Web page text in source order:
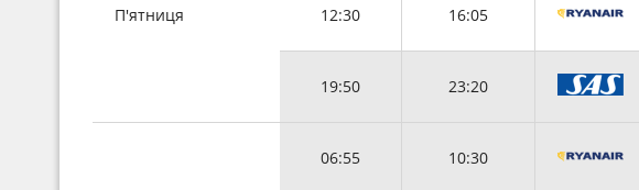
П'ятниця 12:30 16:05
19:50 23:20
06:55 10:30